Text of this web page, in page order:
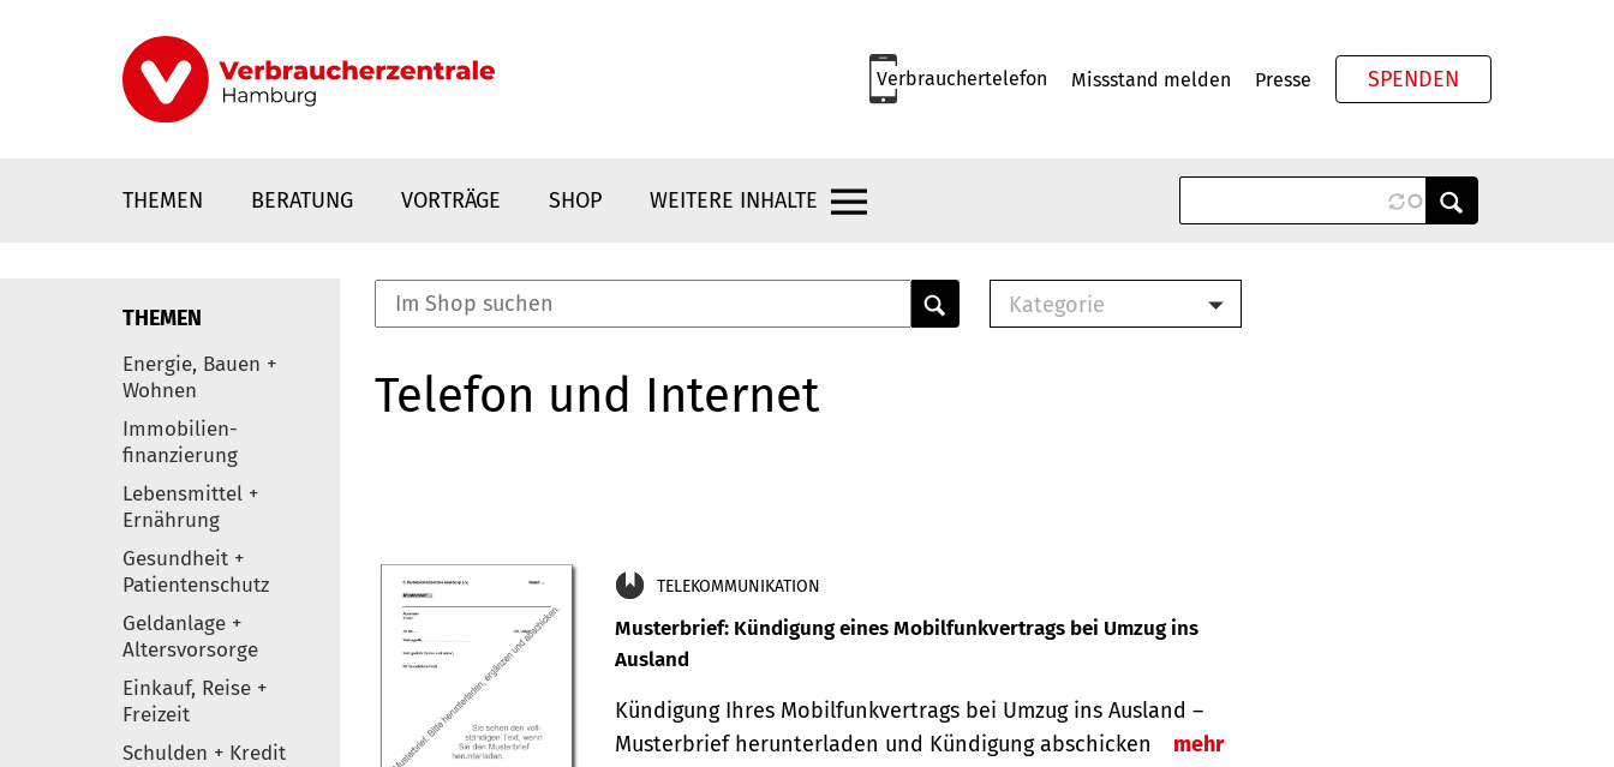
Verbrauchertelefon Missstand melden Presse SPENDEN
THEMEN BERATUNG VORTRÄGE SHOP WEITERE INHALTE
Elemente
THEMEN
Energie, Bauen +
Wohnen
Immobilien-
finanzierung
Lebensmittel +
Ernährung
Gesundheit +
Patientenschutz
Geldanlage +
Altersvorsorge
Einkauf, Reise +
Freizeit
Schulden + Kredit
Kategorie
Telefon und Internet
TELEKOMMUNIKATION
Musterbrief: Kündigung eines Mobilfunkvertrags bei Umzug ins
Ausland
Kündigung Ihres Mobilfunkvertrags bei Umzug ins Ausland –
Musterbrief herunterladen und Kündigung abschicken
mehr